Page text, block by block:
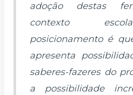
adoção destas
contexto
posicionamento é
apresenta
saberes-fazeres do
a possibilidade